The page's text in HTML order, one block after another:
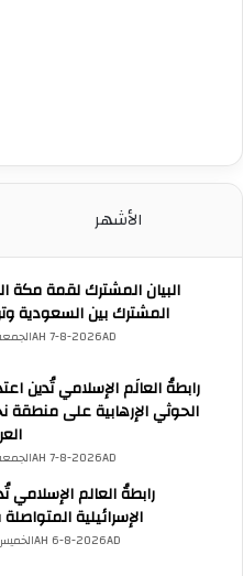
الأشهر
البيان المشترك لقمة مكة
المشترك بين السعودية
الجمعة 24 صفر 1448AH 7-8-2026AD
رابطةُ العالَم الإسلامي تُدين
الحوثي الإرهابية على منطقة
الجمعة 24 صفر 1448AH 7-8-2026AD
رابطةُ العالم الإسلامي
الإسرائيلية
الخميس 23 صفر 1448AH 6-8-2026AD